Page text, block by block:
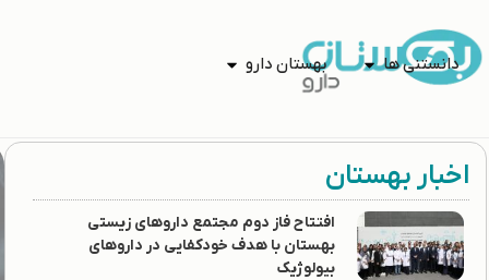
دانستنی ها بهستان دارو
اخبار بهستان
افتتاح فاز دوم مجتمع داروهای زیستی
بهستان با هدف خودکفایی در داروهای
بیولوژیک